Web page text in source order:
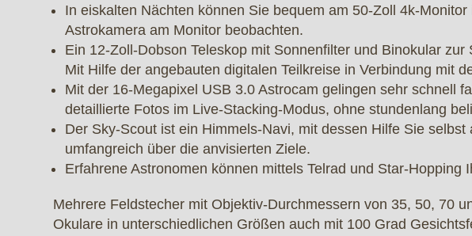
In eiskalten Nächten können Sie bequem am 50-Zoll 4k-
Astrokamera am Monitor beobachten.
Ein 12-Zoll-Dobson Teleskop mit Sonnenfilter und Binokular
Mit Hilfe der angebauten digitalen Teilkreise in Verbindung mit
Mit der 16-Megapixel USB 3.0 Astrocam gelingen sehr schnell
detaillierte Fotos im Live-Stacking-Modus, ohne stundenlang
Der Sky-Scout ist ein Himmels-Navi, mit dessen Hilfe Sie
umfangreich über die anvisierten Ziele.
Erfahrene Astronomen können mittels Telrad und Star-Hopping
Mehrere Feldstecher mit Objektiv-Durchmessern von 35, 50, 70
Okulare in unterschiedlichen Größen auch mit 100 Grad